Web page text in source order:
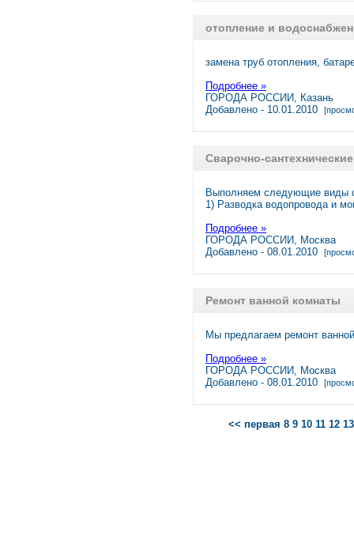
отопление и
замена труб отопления,
Подробнее »
ГОРОДА РОССИИ, Казань
Добавлено - 10.01.2010
Сварочно-
Выполняем следующие виды
1) Разводка водопровода и
Подробнее »
ГОРОДА РОССИИ, Москва
Добавлено - 08.01.2010
Ремонт ванной комнаты
Мы предлагаем ремонт
Подробнее »
ГОРОДА РОССИИ, Москва
Добавлено - 08.01.2010
<< первая 8 9 10 11 12 13